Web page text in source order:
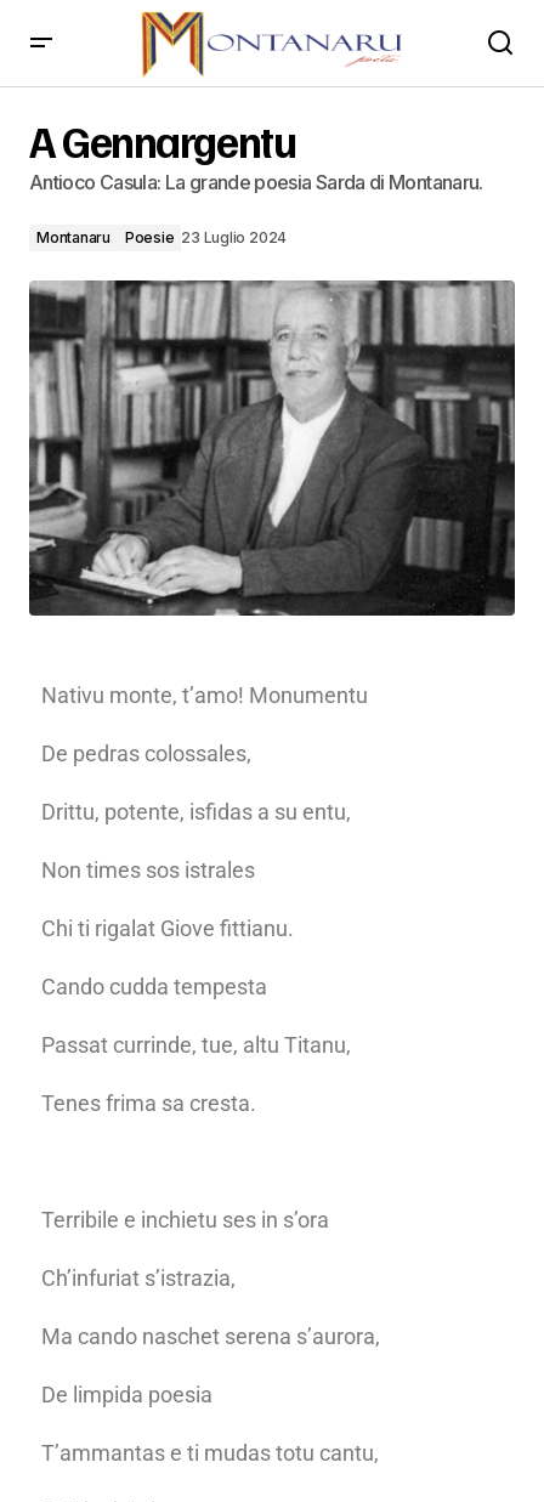
A Gennargentu
Antioco Casula: La grande poesia Sarda di Montanaru.
Montanaru Poesie 23 Luglio 2024
Nativu monte, t’amo! Monumentu
De pedras colossales,
Drittu, potente, isfidas a su entu,
Non times sos istrales
Chi ti rigalat Giove fittianu.
Cando cudda tempesta
Passat currinde, tue, altu Titanu,
Tenes frima sa cresta.
Terribile e inchietu ses in s’ora
Ch’infuriat s’istrazia,
Ma cando naschet serena s’aurora,
De limpida poesia
T’ammantas e ti mudas totu cantu,